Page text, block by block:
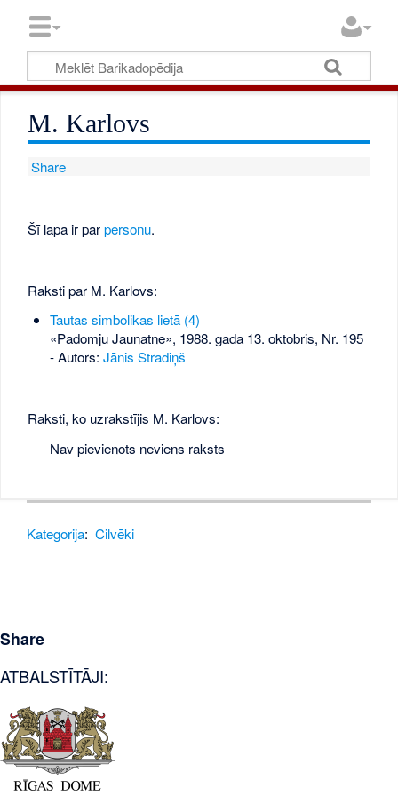
M. Karlovs
Share
Šī lapa ir parpersonu.
Raksti par M. Karlovs:
Tautas simbolikas lietā (4)
«Padomju Jaunatne», 1988. gada 13. oktobris, Nr. 195
- Autors: Jānis Stradiņš
Raksti, ko uzrakstījis M. Karlovs:
Nav pievienots neviens raksts
Kategorija: Cilvēki
Share
ATBALSTĪTĀJI: